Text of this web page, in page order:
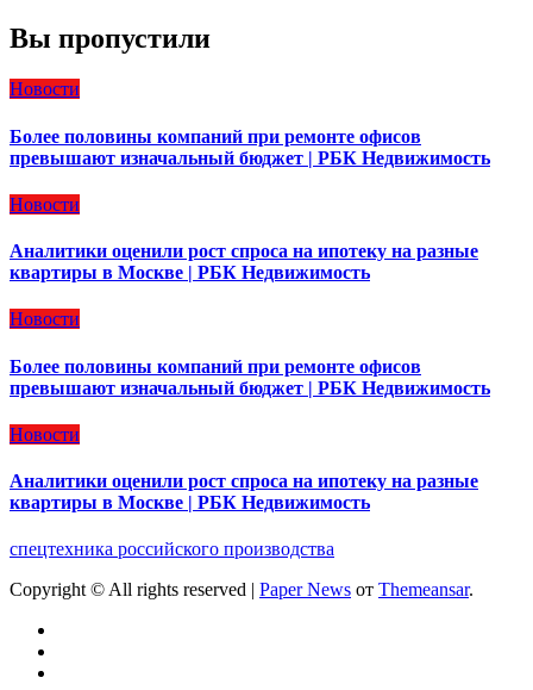
Вы пропустили
Новости
Более половины компаний при ремонте офисов
превышают изначальный бюджет | РБК Недвижимость
Новости
Аналитики оценили рост спроса на ипотеку на разные
квартиры в Москве | РБК Недвижимость
Новости
Более половины компаний при ремонте офисов
превышают изначальный бюджет | РБК Недвижимость
Новости
Аналитики оценили рост спроса на ипотеку на разные
квартиры в Москве | РБК Недвижимость
спецтехника российского производства
Copyright © All rights reserved | Paper News от Themeansar.